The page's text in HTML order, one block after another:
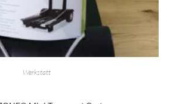
Werkstatt